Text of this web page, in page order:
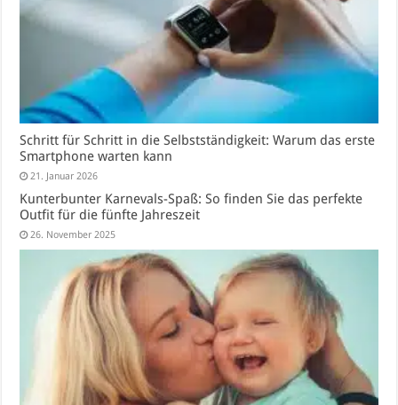
Schritt für Schritt in die Selbstständigkeit: Warum das erste
Smartphone warten kann
21. Januar 2026
Kunterbunter Karnevals-Spaß: So finden Sie das perfekte
Outfit für die fünfte Jahreszeit
26. November 2025